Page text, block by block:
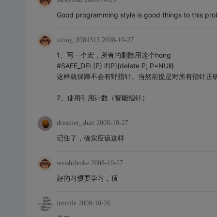
Good programming style is good things to this
xtting_8984313 2008-10-27
1、写一个宏，所有的删除用这个hong
#SAFE_DEL(P) if(P){delete P; P=NUll}
这样就保障不会有野指针。当然前提是对所有指针正
2、使用引用计数（智能指针）
dreamer_shax 2008-10-27
记住了，确实应该这样
weishifenke 2008-10-27
好的习惯要学习，顶
insmile 2008-10-26